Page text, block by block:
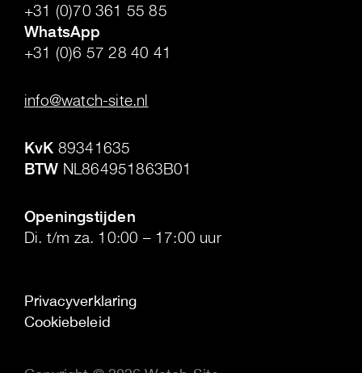
+31 (0)70 361 55 85
WhatsApp
+31 (0)6 57 28 40 41
info@watch-site.nl
KvK 89341635
BTW NL864951863B01
Openingstijden
Di. t/m za. 10:00 – 17:00 uur
Privacyverklaring
Cookiebeleid